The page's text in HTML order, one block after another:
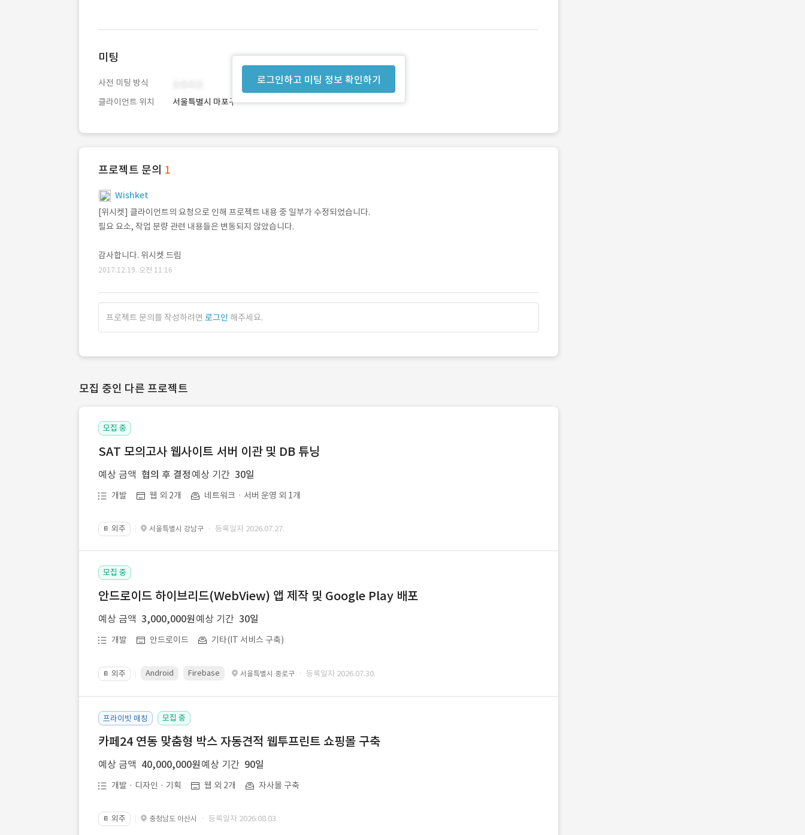
로그인하고 미팅 정보 확인하기
미팅
사전 미팅 방식
클라이언트 위치
서울특별시 마포구
프로젝트 문의 1
Wishket
[위시켓] 클라이언트의 요청으로 인해 프로젝트 내용 중 일부가 수정되었습니다.
필요 요소, 작업 분량 관련 내용들은 변동되지 않았습니다.
감사합니다. 위시켓 드림
2017.12.19. 오전 11:16
프로젝트 문의를 작성하려면 로그인 해주세요.
모집 중인 다른 프로젝트
모집 중
SAT 모의고사 웹사이트 서버 이관 및 DB 튜닝
예상 금액 협의 후 결정 예상 기간 30일
개발 웹 외 2개 네트워크ㆍ서버 운영 외 1개
📔 외주 서울특별시 강남구 · 등록일자 2026.07.27.
모집 중
안드로이드 하이브리드(WebView) 앱 제작 및 Google Play 배포
예상 금액 3,000,000원 예상 기간 30일
개발 안드로이드 기타(IT 서비스 구축)
📔 외주 Android Firebase 서울특별시 종로구 · 등록일자 2026.07.30.
프라이빗 매칭 모집 중
카페24 연동 맞춤형 박스 자동견적 웹투프린트 쇼핑몰 구축
예상 금액 40,000,000원 예상 기간 90일
개발 · 디자인 · 기획 웹 외 2개 자사몰 구축
📔 외주 충청남도 아산시 · 등록일자 2026.08.03.